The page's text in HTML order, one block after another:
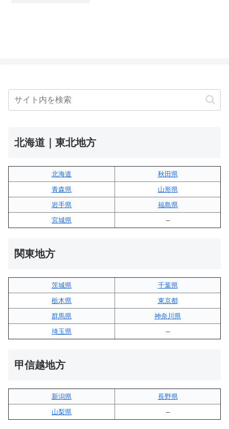
北海道｜東北地方
北海道
秋田県
青森県
山形県
岩手県
福島県
宮城県
–
関東地方
茨城県
千葉県
栃木県
東京都
群馬県
神奈川県
埼玉県
–
甲信越地方
新潟県
長野県
山梨県
–